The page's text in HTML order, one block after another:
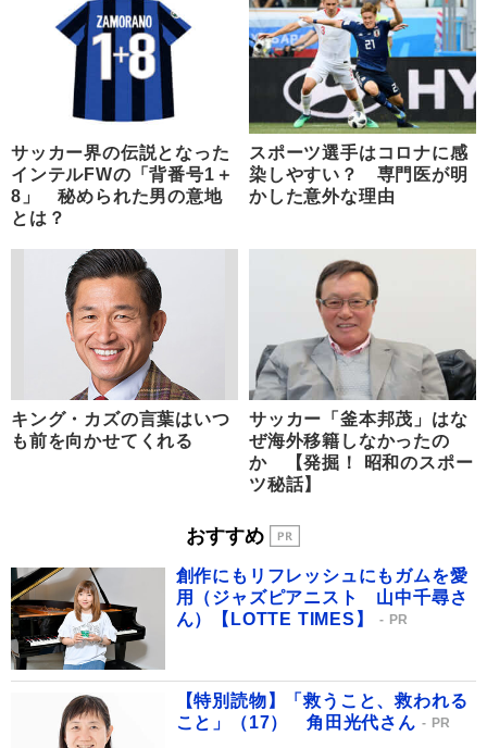
サッカー界の伝説となった
インテルFWの「背番号1＋
8」 秘められた男の意地
とは？
スポーツ選手はコロナに感
染しやすい？ 専門医が明
かした意外な理由
キング・カズの言葉はいつ
も前を向かせてくれる
サッカー「釜本邦茂」はな
ぜ海外移籍しなかったの
か 【発掘！ 昭和のスポー
ツ秘話】
おすすめ
創作にもリフレッシュにもガムを愛
用（ジャズピアニスト 山中千尋さ
ん）【LOTTE TIMES】
PR
【特別読物】「救うこと、救われる
こと」（17） 角田光代さん
PR